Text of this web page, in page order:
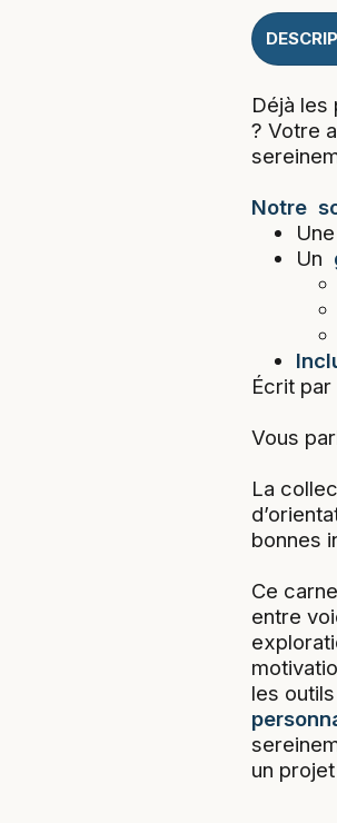
Déjà les
? Votre
Notre
Une
Un
Écrit par
Vous
La
bonnes
Ce
entre
les
un